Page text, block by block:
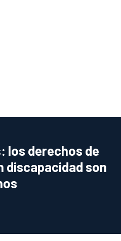
los derechos de
discapacidad son